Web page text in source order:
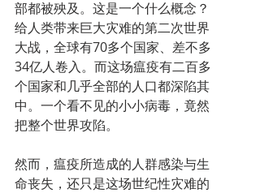
部都被殃及。这是一个什么概念？
给人类带来巨大灾难的第二次世界
大战，全球有70多个国家、差不多
34亿人卷入。而这场瘟疫有二百多
个国家和几乎全部的人口都深陷其
中。一个看不见的小小病毒，竟然
把整个世界攻陷。
然而，瘟疫所造成的人群感染与生
命丧失，还只是这场世纪性灾难的